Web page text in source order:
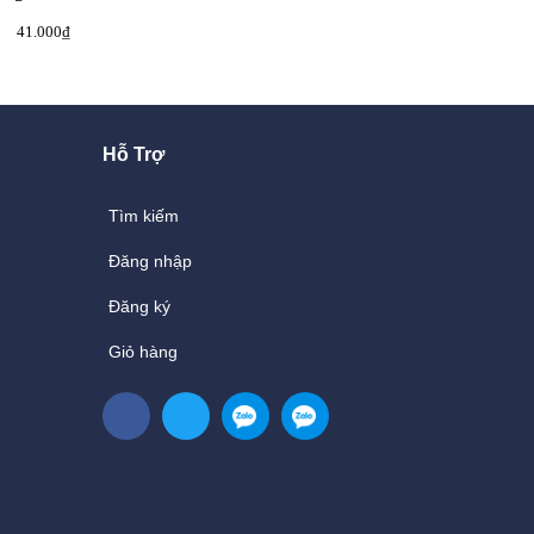
41.000₫
Hỗ Trợ
Tìm kiếm
Đăng nhập
Đăng ký
Giỏ hàng